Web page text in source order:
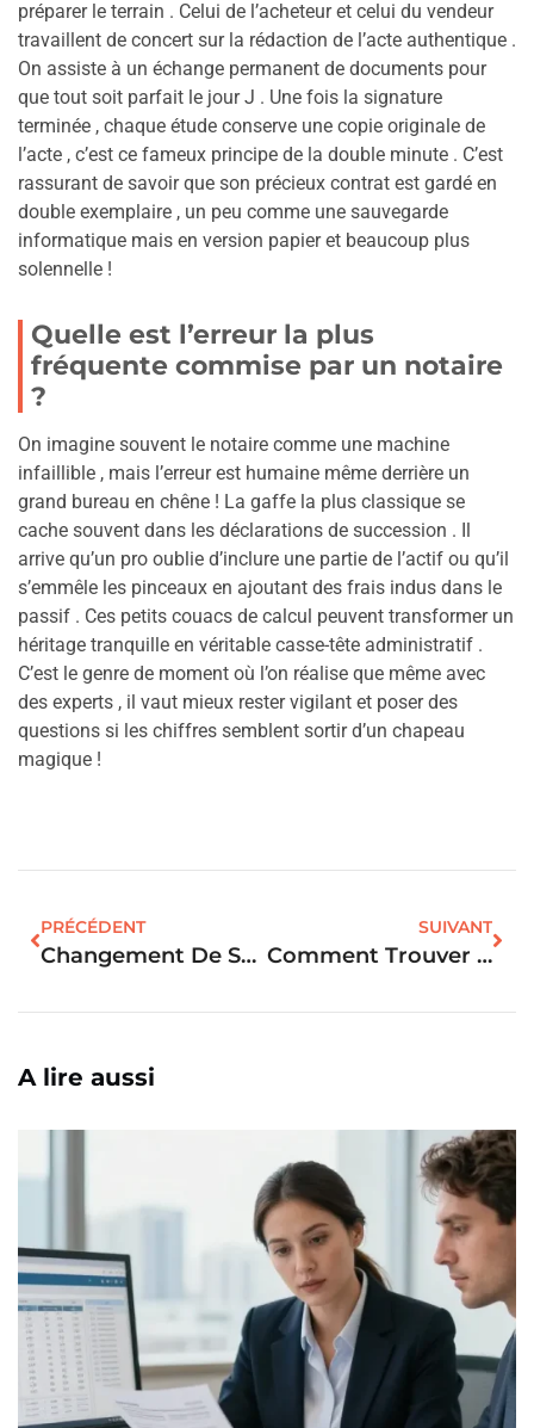
préparer le terrain . Celui de l’acheteur et celui du vendeur
travaillent de concert sur la rédaction de l’acte authentique .
On assiste à un échange permanent de documents pour
que tout soit parfait le jour J . Une fois la signature
terminée , chaque étude conserve une copie originale de
l’acte , c’est ce fameux principe de la double minute . C’est
rassurant de savoir que son précieux contrat est gardé en
double exemplaire , un peu comme une sauvegarde
informatique mais en version papier et beaucoup plus
solennelle !
Quelle est l’erreur la plus
fréquente commise par un notaire
?
On imagine souvent le notaire comme une machine
infaillible , mais l’erreur est humaine même derrière un
grand bureau en chêne ! La gaffe la plus classique se
cache souvent dans les déclarations de succession . Il
arrive qu’un pro oublie d’inclure une partie de l’actif ou qu’il
s’emmêle les pinceaux en ajoutant des frais indus dans le
passif . Ces petits couacs de calcul peuvent transformer un
héritage tranquille en véritable casse-tête administratif .
C’est le genre de moment où l’on réalise que même avec
des experts , il vaut mieux rester vigilant et poser des
questions si les chiffres semblent sortir d’un chapeau
magique !
PRÉCÉDENT
Changement De Serrure Par Le Locataire : Les 3 Règles Légales À Connaître
SUIVANT
Comment Trouver Un Notaire : La Démarche Pour Choisir Votre Expert Immobilier ?
A lire aussi